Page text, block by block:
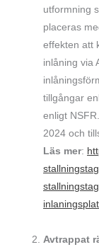
utformning
placeras
effekten att
inlåning via
tillgångar
enligt
2024 och
Läs mer:
Avtrappat